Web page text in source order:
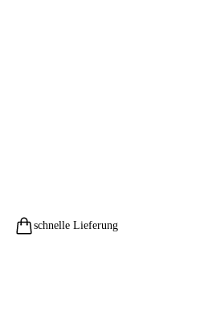
schnelle Lieferung